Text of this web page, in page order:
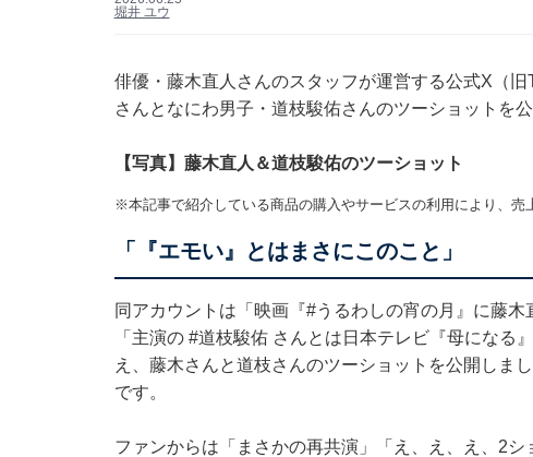
堀井 ユウ
俳優・藤木直人さんのスタッフが運営する公式X（
さんとなにわ男子・道枝駿佑さんのツーショットを
【写真】藤木直人＆道枝駿佑のツーショット
※本記事で紹介している商品の購入やサービスの利用により、売
「『エモい』とはまさにこのこと」
同アカウントは「映画『#うるわしの宵の月』に藤
「主演の #道枝駿佑 さんとは日本テレビ『母になる
え、藤木さんと道枝さんのツーショットを公開しま
です。
ファンからは「まさかの再共演」「え、え、え、2